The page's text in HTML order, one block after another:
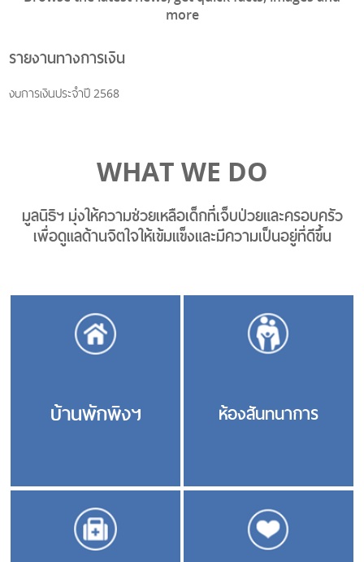
more
รายงานทางการเงิน
งบการเงินประจำปี 2568
WHAT WE DO
มูลนิธิฯ มุ่งให้ความช่วยเหลือเด็กที่เจ็บป่วยและครอบครัว
เพื่อดูแลด้านจิตใจให้เข้มแข็งและมีความเป็นอยู่ที่ดีขึ้น
บ้านพักพิงฯ ห้องสันทนาการ